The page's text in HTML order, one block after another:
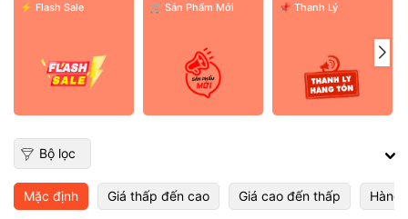
⚡ Flash Sale ️🛒 Sản Phẩm Mới 📌 Thanh Lý
Bộ lọc
Mặc định Giá thấp đến cao Giá cao đến thấp Hàng